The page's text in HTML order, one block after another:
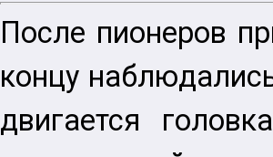
После пионеров
концу
двигается